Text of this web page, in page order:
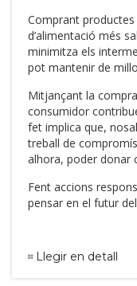
Comprant
d’alimentació més
minimitza els
pot mantenir de
Mitjançant la
consumidor
fet implica que,
treball de
alhora, poder donar
Fent accions
pensar en el futur
Llegir en detall